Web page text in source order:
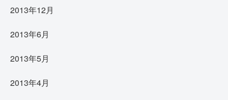
2013年12月
2013年6月
2013年5月
2013年4月